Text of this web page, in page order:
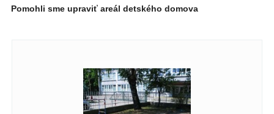
Pomohli sme upraviť areál detského domova